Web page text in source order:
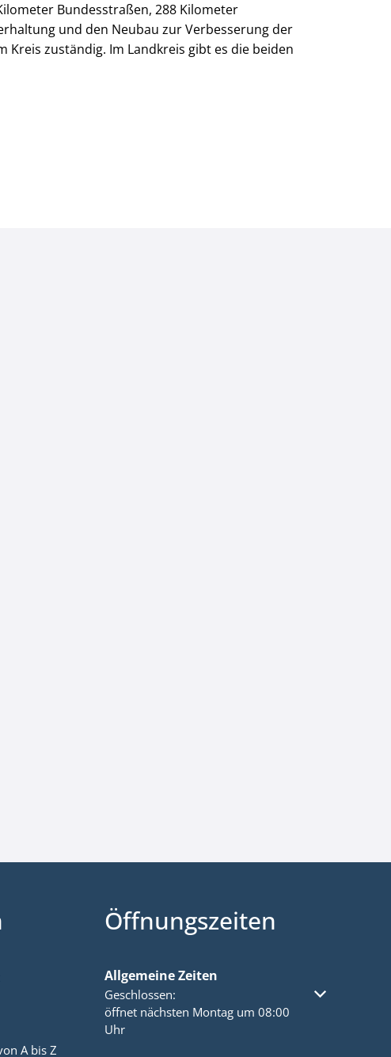
Bundesstraßen, 288 Kilometer
und den Neubau zur Verbesserung der
zuständig. Im Landkreis gibt es die beiden
A bis Z
Öffnungszeiten
Allgemeine Zeiten
Klicken, um weitere Öffnungs- oder Schließzeiten
Geschlossen:
öffnet nächsten Montag um 08:00
Uhr